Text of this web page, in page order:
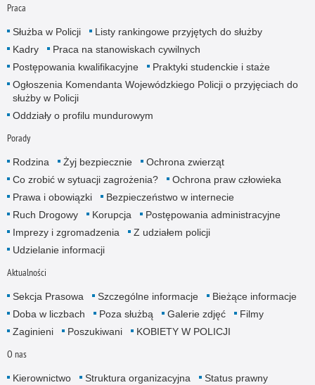
Praca
Służba w Policji
Listy rankingowe przyjętych do służby
Kadry
Praca na stanowiskach cywilnych
Postępowania kwalifikacyjne
Praktyki studenckie i staże
Ogłoszenia Komendanta Wojewódzkiego Policji o przyjęciach do
służby w Policji
Oddziały o profilu mundurowym
Porady
Rodzina Żyj bezpiecznie
Ochrona zwierząt
Co zrobić w sytuacji zagrożenia?
Ochrona praw człowieka
Prawa i obowiązki
Bezpieczeństwo w internecie
Ruch Drogowy
Korupcja
Postępowania administracyjne
Imprezy i zgromadzenia
Z udziałem policji
Udzielanie informacji
Aktualności
Sekcja Prasowa Szczególne informacje
Bieżące informacje
Doba w liczbach
Poza służbą Galerie zdjęć
Filmy
Zaginieni
Poszukiwani KOBIETY W POLICJI
O nas
Kierownictwo Struktura organizacyjna
Status prawny